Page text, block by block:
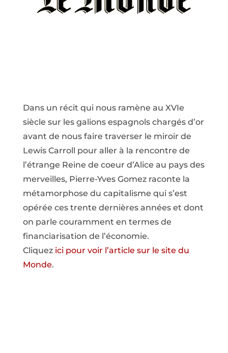
Dans un récit qui nous ramène au XVIe
siècle sur les galions espagnols chargés d’or
avant de nous faire traverser le miroir de
Lewis Carroll pour aller à la rencontre de
l’étrange Reine de coeur d’Alice au pays des
merveilles, Pierre-Yves Gomez raconte la
métamorphose du capitalisme qui s’est
opérée ces trente dernières années et dont
on parle couramment en termes de
financiarisation de l’économie.
Cliquez ici pour voir l’article sur le site du
Monde.